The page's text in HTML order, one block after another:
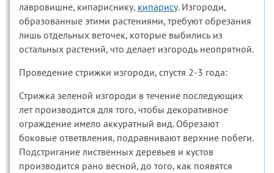
лавровишне, кипариснику, кипарису. Изгороди,
образованные этими растениями, требуют обрезания
лишь отдельных веточек, которые выбились из
остальных растений, что делает изгородь неопрятной.
Проведение стрижки изгороди, спустя 2-3 года:
Стрижка зеленой изгороди в течение последующих
лет производится для того, чтобы декоративное
ограждение имело аккуратный вид. Обрезают
боковые ответвления, подравнивают верхние побеги.
Подстригание лиственных деревьев и кустов
производится рано весной, до того, как появятся